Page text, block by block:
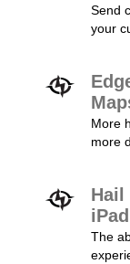
Send
your
More
more
Hail
The